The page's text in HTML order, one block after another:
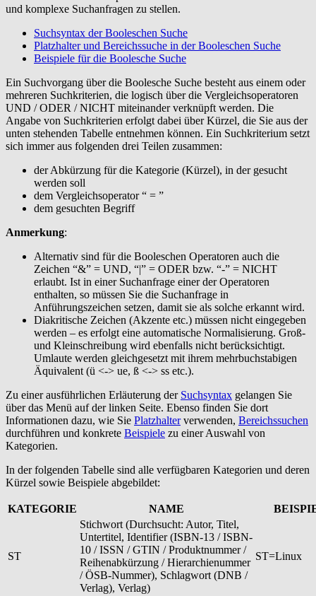
und komplexe Suchanfragen zu stellen.
Suchsyntax der Booleschen Suche
Platzhalter und Bereichssuche in der Booleschen Suche
Beispiele für die Boolesche Suche
Ein Suchvorgang über die Boolesche Suche besteht aus einem oder
mehreren Suchkriterien, die logisch über die Vergleichsoperatoren
UND / ODER / NICHT miteinander verknüpft werden. Die
Angabe von Suchkriterien erfolgt dabei über Kürzel, die Sie aus der
unten stehenden Tabelle entnehmen können. Ein Suchkriterium setzt
sich immer aus folgenden drei Teilen zusammen:
der Abkürzung für die Kategorie (Kürzel), in der gesucht
werden soll
dem Vergleichsoperator “ = ”
dem gesuchten Begriff
Anmerkung:
Alternativ sind für die Booleschen Operatoren auch die
Zeichen “&” = UND, “|” = ODER bzw. “-” = NICHT
erlaubt. Ist in einer Suchanfrage einer der Operatoren
enthalten, so müssen Sie die Suchanfrage in
Anführungszeichen setzen, damit sie als solche erkannt wird.
Diakritische Zeichen (Akzente etc.) müssen nicht eingegeben
werden – es erfolgt eine automatische Normalisierung. Groß-
und Kleinschreibung wird ebenfalls nicht berücksichtigt.
Umlaute werden gleichgesetzt mit ihrem mehrbuchstabigen
Äquivalent (ü <-> ue, ß <-> ss etc.).
Zu einer ausführlichen Erläuterung der Suchsyntax gelangen Sie
über das Menü auf der linken Seite. Ebenso finden Sie dort
Informationen dazu, wie Sie Platzhalterverwenden, Bereichssuchen
durchführen und konkrete Beispiele zu einer Auswahl von
Kategorien.
In der folgenden Tabelle sind alle verfügbaren Kategorien und deren
Kürzel sowie Beispiele abgebildet:
KATEGORIE NAME
ST
Stichwort (Durchsucht: Autor, Titel,
Untertitel, Identifier (ISBN-13 / ISBN-
10 / ISSN / GTIN / Produktnummer /
Reihenabkürzung / Hierarchienummer
/ ÖSB-Nummer), Schlagwort (DNB /
Verlag), Verlag)
ST=Linux